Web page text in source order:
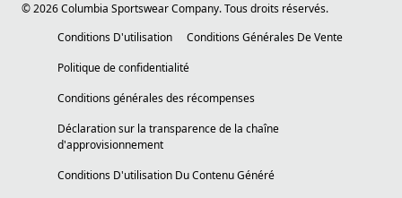
©2026Columbia Sportswear Company. Tous droits réservés.
Conditions D'utilisation
Conditions Générales De Vente
Politique de confidentialité
Conditions générales des récompenses
Déclaration sur la transparence de la chaîne
d'approvisionnement
Conditions D'utilisation Du Contenu Généré